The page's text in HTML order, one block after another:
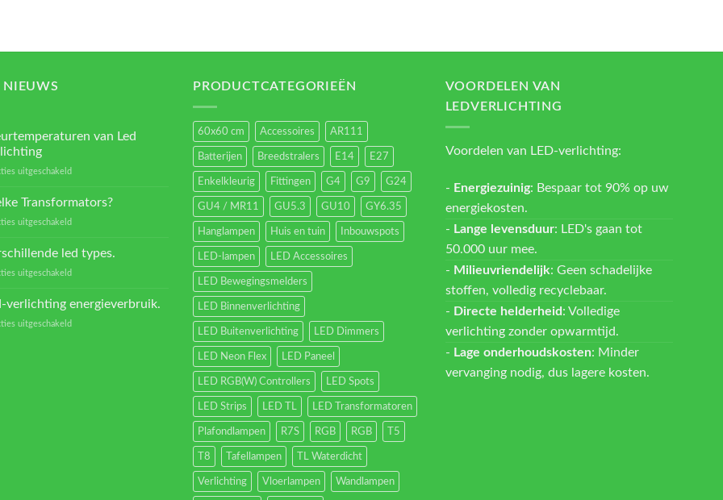
NIEUWS
van Led
uitgeschakeldvoor
verlichting
Transformators?
uitgeschakeldvoor
Transformators?
led types.
uitgeschakeldvoor
verlichting energieverbruik.
uitgeschakeldvoor
PRODUCTCATEGORIEËN
60x60 cm Accessoires AR111
Batterijen Breedstralers E14 E27
Enkelkleurig Fittingen G4 G9 G24
GU4 / MR11 GU5.3 GU10 GY6.35
Hanglampen Huis en tuin Inbouwspots
LED-lampen LED Accessoires
LED Bewegingsmelders
LED Binnenverlichting
LED Buitenverlichting LED Dimmers
LED Neon Flex LED Paneel
LED RGB(W) Controllers LED Spots
LED Strips LED TL LED Transformatoren
Plafondlampen R7S RGB RGB T5
T8 Tafellampen TL Waterdicht
Verlichting Vloerlampen Wandlampen
VOORDELEN VAN
LEDVERLICHTING
Voordelen van LED-verlichting:
- Energiezuinig: Bespaar tot 90% op uw
energiekosten.
- Lange levensduur: LED's gaan tot
50.000 uur mee.
- Milieuvriendelijk: Geen schadelijke
stoffen, volledig recyclebaar.
- Directe helderheid : Volledige
verlichting zonder opwarmtijd.
- Lage onderhoudskosten: Minder
vervanging nodig, dus lagere kosten.